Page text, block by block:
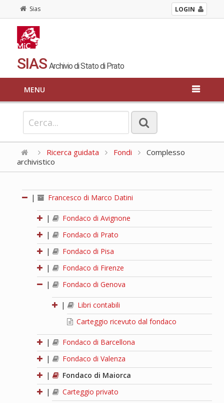
Sias LOGIN
SIAS Archivio di Stato di Prato
MENU
Ricerca guidata Fondi
Complesso
archivistico
| Francesco di Marco Datini
|
Fondaco di Avignone
|
Fondaco di Prato
|
Fondaco di Pisa
|
Fondaco di Firenze
|
Fondaco di Genova
|
Libri contabili
Carteggio ricevuto dal fondaco
|
Fondaco di Barcellona
|
Fondaco di Valenza
|
Fondaco di Maiorca
|
Carteggio privato